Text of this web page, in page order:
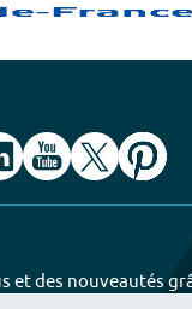
et des nouveautés